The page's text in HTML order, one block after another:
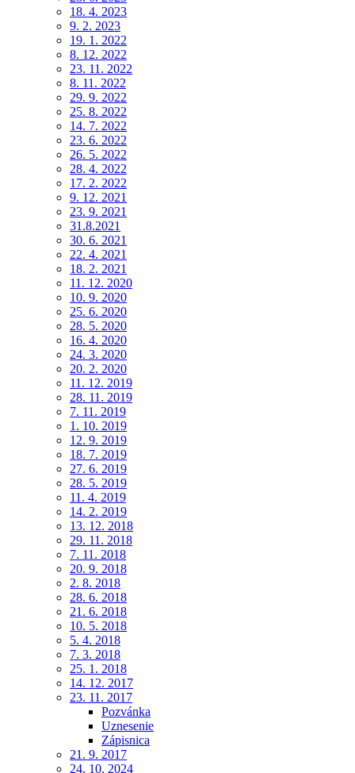
18. 4. 2023
9. 2. 2023
19. 1. 2022
8. 12. 2022
23. 11. 2022
8. 11. 2022
29. 9. 2022
25. 8. 2022
14. 7. 2022
23. 6. 2022
26. 5. 2022
28. 4. 2022
17. 2. 2022
9. 12. 2021
23. 9. 2021
31.8.2021
30. 6. 2021
22. 4. 2021
18. 2. 2021
11. 12. 2020
10. 9. 2020
25. 6. 2020
28. 5. 2020
16. 4. 2020
24. 3. 2020
20. 2. 2020
11. 12. 2019
28. 11. 2019
7. 11. 2019
1. 10. 2019
12. 9. 2019
18. 7. 2019
27. 6. 2019
28. 5. 2019
11. 4. 2019
14. 2. 2019
13. 12. 2018
29. 11. 2018
7. 11. 2018
20. 9. 2018
2. 8. 2018
28. 6. 2018
21. 6. 2018
10. 5. 2018
5. 4. 2018
7. 3. 2018
25. 1. 2018
14. 12. 2017
23. 11. 2017
Pozvánka
Uznesenie
Zápisnica
21. 9. 2017
24. 10. 2024